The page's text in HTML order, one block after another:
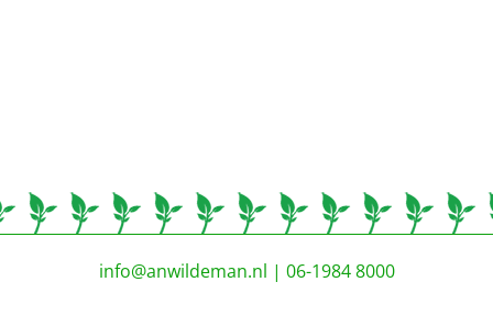
info@anwildeman.nl | 06-1984 8000